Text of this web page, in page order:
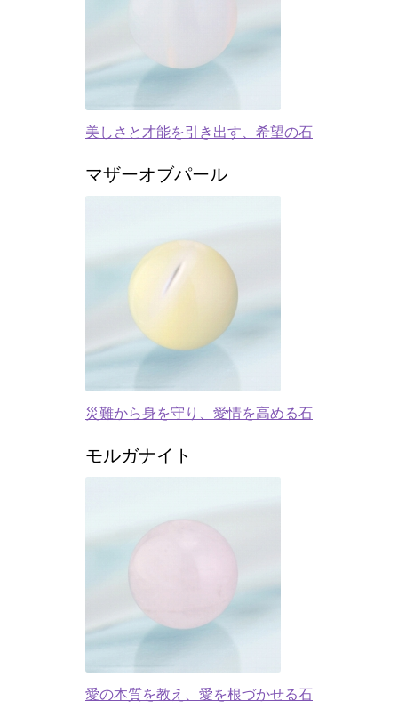
美しさと才能を引き出す、希望の石
マザーオブパール
災難から身を守り、愛情を高める石
モルガナイト
愛の本質を教え、愛を根づかせる石